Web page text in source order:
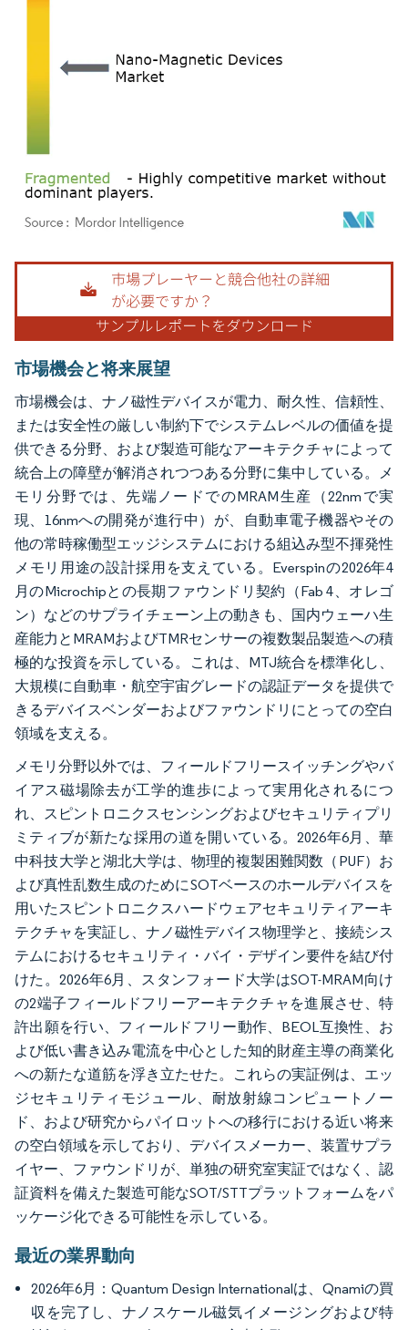
画像 © Mordor Intelligence。再利用にはCC BY 4.0の表示が必要です。
市場機会と将来展望
市場機会は、ナノ磁性デバイスが電力、耐久性、信頼性、
または安全性の厳しい制約下でシステムレベルの価値を提
供できる分野、および製造可能なアーキテクチャによって
統合上の障壁が解消されつつある分野に集中している。メ
モリ分野では、先端ノードでのMRAM生産（22nmで実
現、16nmへの開発が進行中）が、自動車電子機器やその
他の常時稼働型エッジシステムにおける組込み型不揮発性
メモリ用途の設計採用を支えている。Everspinの2026年4
月のMicrochipとの長期ファウンドリ契約（Fab 4、オレゴ
ン）などのサプライチェーン上の動きも、国内ウェーハ生
産能力とMRAMおよびTMRセンサーの複数製品製造への積
極的な投資を示している。これは、MTJ統合を標準化し、
大規模に自動車・航空宇宙グレードの認証データを提供で
きるデバイスベンダーおよびファウンドリにとっての空白
領域を支える。
メモリ分野以外では、フィールドフリースイッチングやバ
イアス磁場除去が工学的進歩によって実用化されるにつ
れ、スピントロニクスセンシングおよびセキュリティプリ
ミティブが新たな採用の道を開いている。2026年6月、華
中科技大学と湖北大学は、物理的複製困難関数（PUF）お
よび真性乱数生成のためにSOTベースのホールデバイスを
用いたスピントロニクスハードウェアセキュリティアーキ
テクチャを実証し、ナノ磁性デバイス物理学と、接続シス
テムにおけるセキュリティ・バイ・デザイン要件を結び付
けた。2026年6月、スタンフォード大学はSOT-MRAM向け
の2端子フィールドフリーアーキテクチャを進展させ、特
許出願を行い、フィールドフリー動作、BEOL互換性、お
よび低い書き込み電流を中心とした知的財産主導の商業化
への新たな道筋を浮き立たせた。これらの実証例は、エッ
ジセキュリティモジュール、耐放射線コンピュートノー
ド、および研究からパイロットへの移行における近い将来
の空白領域を示しており、デバイスメーカー、装置サプラ
イヤー、ファウンドリが、単独の研究室実証ではなく、認
証資料を備えた製造可能なSOT/STTプラットフォームをパ
ッケージ化できる可能性を示している。
最近の業界動向
2026年6月：Quantum Design Internationalは、Qnamiの買
収を完了し、ナノスケール磁気イメージングおよび特